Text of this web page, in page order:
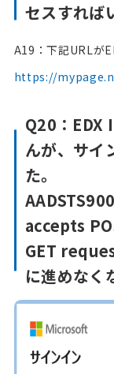
セスすれば
A19：下記URLが
https://
Q20：EDX
んが、サイ
た。
accepts
GET
に進めなく